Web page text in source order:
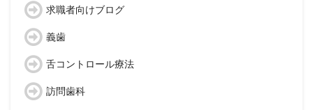
求職者向けブログ
義歯
舌コントロール療法
訪問歯科